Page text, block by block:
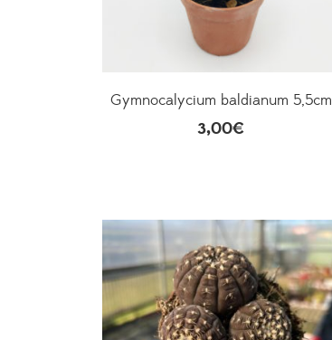
Gymnocalycium baldianum 5,5cm
3,00€